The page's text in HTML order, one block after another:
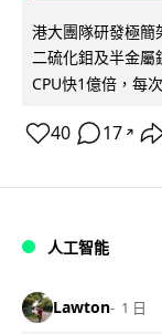
港大團隊研發極簡
二硫化鉬及半金屬
CPU快1億倍，每
40 17 ↗
人工智能
Lawton 1 日